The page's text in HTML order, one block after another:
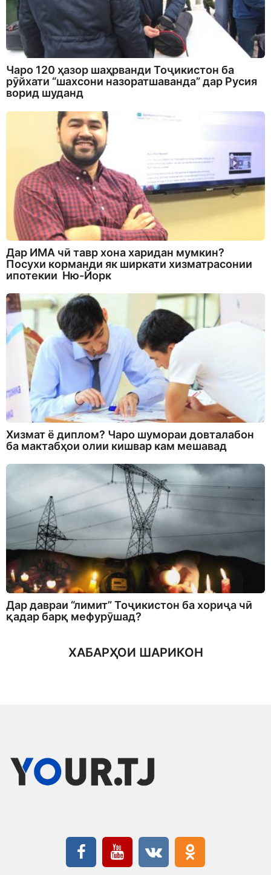
Чаро 120 ҳазор шаҳрванди Тоҷикистон ба
рӯйхати “шахсони назоратшаванда” дар Русия
ворид шуданд
Дар ИМА чӣ тавр хона харидан мумкин?
Посухи корманди як ширкати хизматрасонии
ипотекии Ню-Йорк
Хизмат ё диплом? Чаро шумораи довталабон
ба мактабҳои олии кишвар кам мешавад
Дар давраи “лимит” Тоҷикистон ба хориҷа чӣ
қадар барқ мефурӯшад?
ХАБАРҲОИ ШАРИКОН